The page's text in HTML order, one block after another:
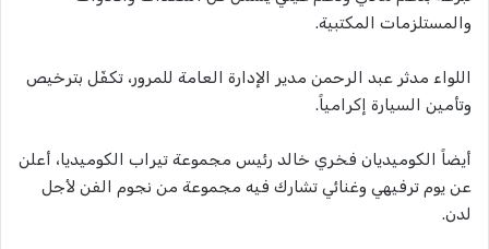
والمستلزمات المكتبية.
اللواء مدثر عبد الرحمن مدير الإدارة العامة للمرور، تكفّل بترخيص
وتأمين السيارة إكرامياً.
أيضاً الكوميديان فخري خالد رئيس مجموعة تيراب الكوميديا، أعلن
عن يوم ترفيهي وغنائي تشارك فيه مجموعة من نجوم الفن لأجل
لدن.